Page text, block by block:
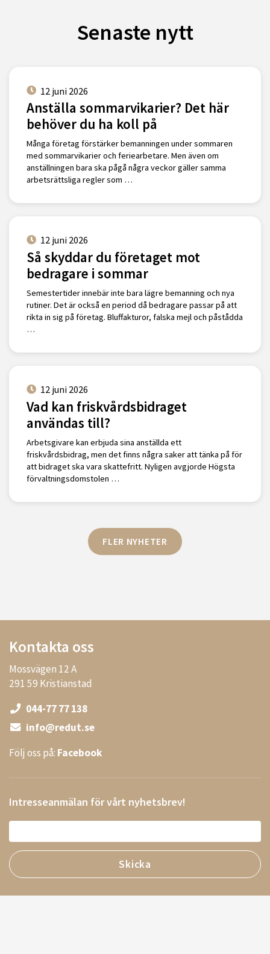
Senaste nytt
12 juni 2026
Anställa sommarvikarier? Det här
behöver du ha koll på
Många företag förstärker bemanningen under sommaren
med sommarvikarier och feriearbetare. Men även om
anställningen bara ska pågå några veckor gäller samma
arbetsrättsliga regler som …
12 juni 2026
Så skyddar du företaget mot
bedragare i sommar
Semestertider innebär inte bara lägre bemanning och nya
rutiner. Det är också en period då bedragare passar på att
rikta in sig på företag. Bluffakturor, falska mejl och påstådda
…
12 juni 2026
Vad kan friskvårdsbidraget
användas till?
Arbetsgivare kan erbjuda sina anställda ett
friskvårdsbidrag, men det finns några saker att tänka på för
att bidraget ska vara skattefritt. Nyligen avgjorde Högsta
förvaltningsdomstolen …
FLER NYHETER
Kontakta oss
Mossvägen 12 A
291 59 Kristianstad
044-77 77 138
info@redut.se
Följ oss på: Facebook
Intresseanmälan för vårt nyhetsbrev!